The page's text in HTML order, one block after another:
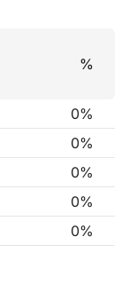
%
0%
0%
0%
0%
0%